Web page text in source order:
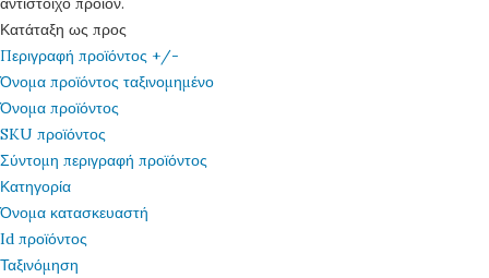
Κατάταξη ως προς
Περιγραφή προϊόντος +/-
Όνομα προϊόντος ταξινομημένο
Όνομα προϊόντος
SKU προϊόντος
Σύντομη περιγραφή προϊόντος
Κατηγορία
Όνομα κατασκευαστή
Id προϊόντος
Ταξινόμηση